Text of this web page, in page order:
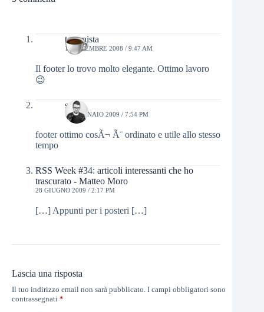
terronista
19 DICEMBRE 2008 / 9:47 AM
Il footer lo trovo molto elegante. Ottimo lavoro
😉
samir
17 GENNAIO 2009 / 7:54 PM
footer ottimo cosÃ¬ Ã¨ ordinato e utile allo stesso
tempo
RSS Week #34: articoli interessanti che ho
trascurato - Matteo Moro
28 GIUGNO 2009 / 2:17 PM
[…] Appunti per i posteri […]
Lascia una risposta
Il tuo indirizzo email non sarà pubblicato. I campi obbligatori sono
contrassegnati *